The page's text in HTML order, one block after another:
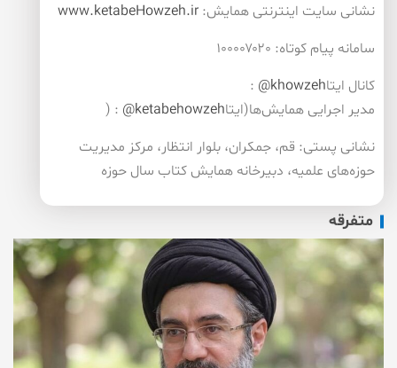
نشانی سایت اینترنتی همایش: www.ketabeHowzeh.ir
سامانه پیام كوتاه: ۱۰۰۰۰۷۰۲۰
كانال ایتا
: @khowzeh
مدیر اجرایی همایش‌ها(ایتا
) : @ketabehowzeh
نشانی پستی: قم، جمكران، بلوار انتظار، مركز مدیریت
حوزه‌های علمیه، دبیرخانه همایش كتاب سال حوزه
متفرقه